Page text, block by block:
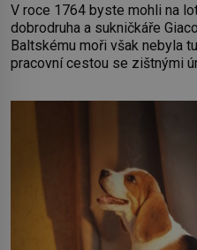
V roce 1764 byste mohli na
dobrodruha a sukničkáře
Baltskému moři však nebyla
pracovní cestou se zištnými
Rigy? Casanova v Pobaltí
Nebyl v této oblasti žádným